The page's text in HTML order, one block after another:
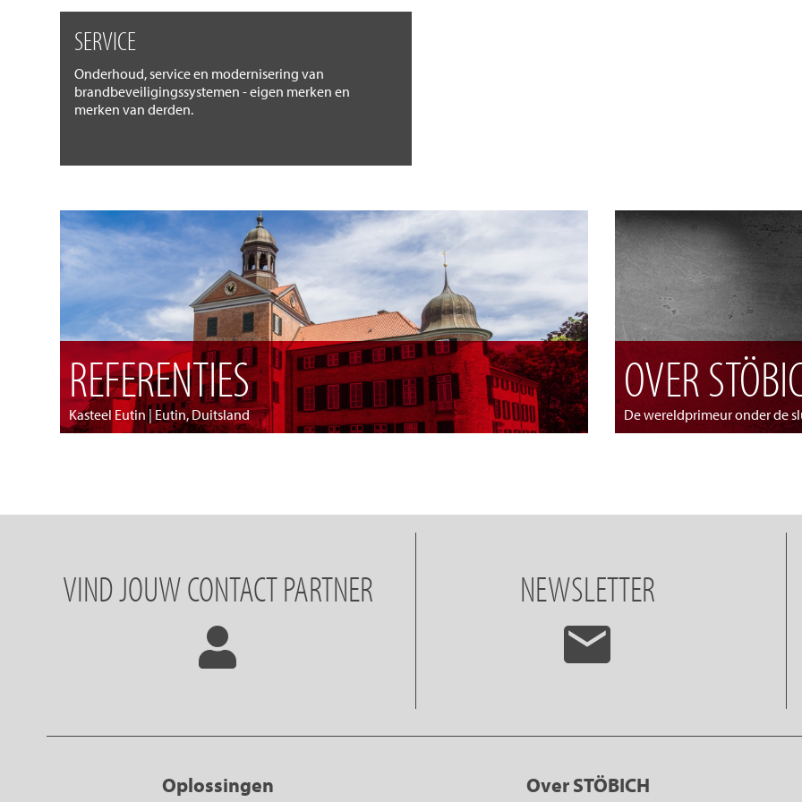
SERVICE
Onderhoud, service en modernisering van
brandbeveiligingssystemen - eigen merken en
merken van derden.
REFERENTIES
Kasteel Eutin | Eutin, Duitsland
OVER
De wereldprimeur onder de
VIND JOUW CONTACT PARTNER NEWSLETTER
Oplossingen Over STÖBICH